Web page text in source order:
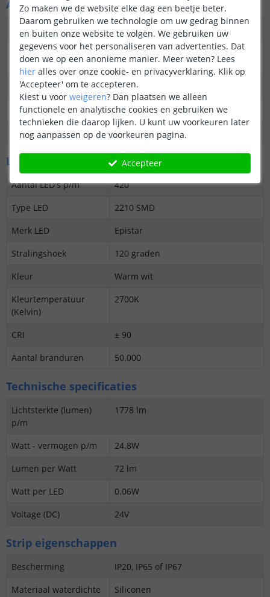
Algemene kenmerken
Dimbaar
Ja
3M plakstrip over de
gehele lengte
Ja
Garantie
5 jaar
Op maat te knippen
24V: elke 2,5 cm
Datasheet
Download
LED's en licht
Aantal LED's p/m
420
Type LED
2210 SMD
Merk LED
Epistar
Stralingshoek
120 graden
Kleur
Warm wit
Kleurtemperatuur
(Kelvin)
2700K
CRI
± 90
Aantal branduren
50.000
Technische specificaties
Lichtsterkte (lumen)
p/m
1778 lm
Watt - vermogen p/m
24.8W
Lumen per Watt
72 lm
Watt per LED
0.06W
Voltage (DC)
24V
Strip eigenschappen
Bescherming
IP20, IP65 of IP67
Materiaal waterdichte
Siliconen
Zo maken we de website elke dag een beetje beter.
Daarom gebruiken we technologie om uw gedrag binnen
en buiten onze website te volgen. We gebruiken uw
gegevens voor het personaliseren van advertenties. Dat
doen we op een anonieme manier. Meer weten? Lees
hier alles over onze cookie- en privacyverklaring. Klik op
'Accepteer' om te accepteren.
Kiest u voor weigeren? Dan plaatsen we alleen
functionele en analytische cookies en gebruiken we
technieken die daarop lijken. U kunt uw voorkeuren later
nog aanpassen op de voorkeuren pagina.
Accepteer